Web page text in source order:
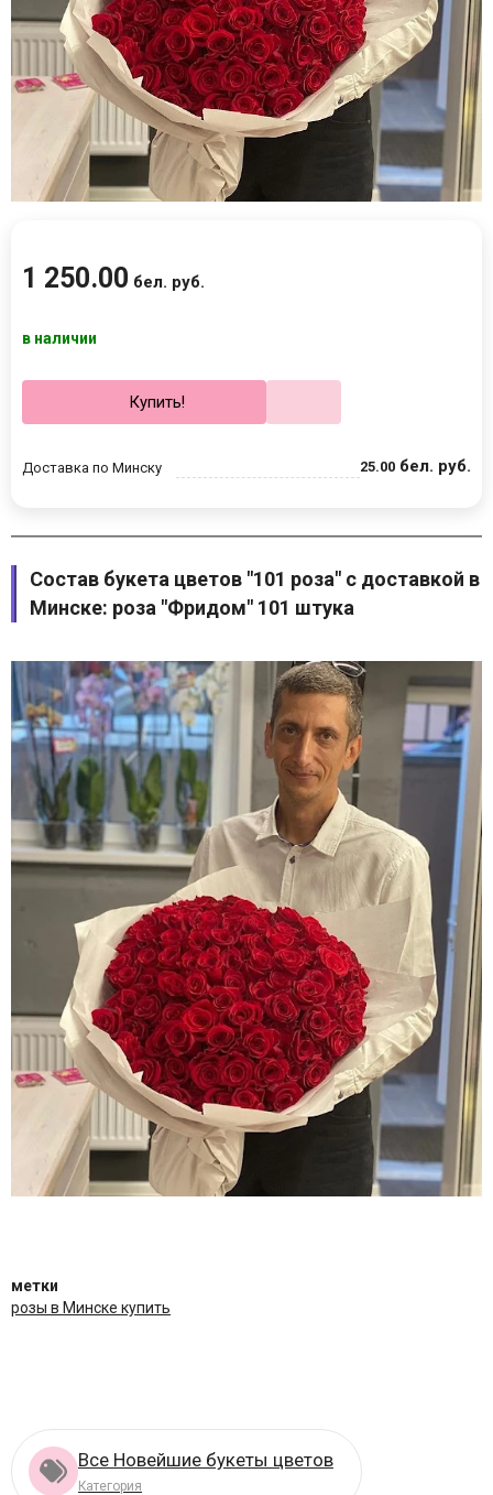
1 250.00 бел. руб.
в наличии
Купить!
Доставка по Минску 25.00 бел. руб.
Состав букета цветов "101 роза" с доставкой в
Минске: роза "Фридом" 101 штука
метки
розы в Минске купить
Все Новейшие букеты цветов
Категория